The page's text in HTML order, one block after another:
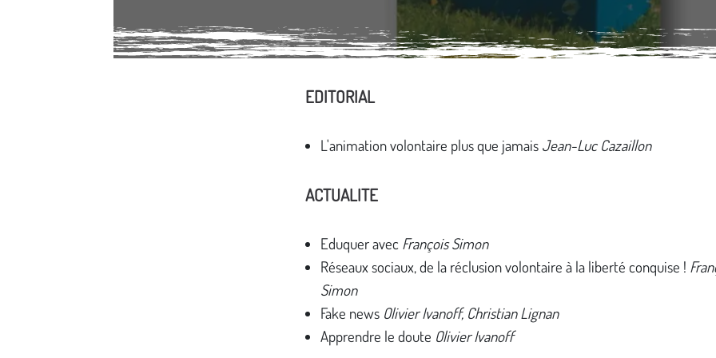
EDITORIAL
L'animation volontaire plus que jamais Jean-Luc Cazaillon
ACTUALITE
Eduquer avec François Simon
Réseaux sociaux, de la réclusion volontaire à la liberté conquise !
Simon
Fake newsOlivier Ivanoff, Christian Lignan
Apprendre le doute Olivier Ivanoff